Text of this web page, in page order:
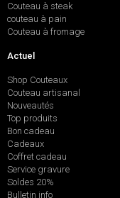
Couteau à steak
couteau à pain
Couteau à fromage
Actuel
Shop Couteaux
Couteau artisanal
Nouveautés
Top produits
Bon cadeau
Cadeaux
Coffret cadeau
Service gravure
Soldes 20%
Bulletin info